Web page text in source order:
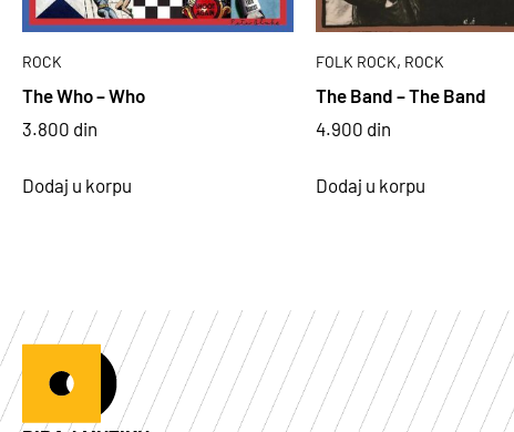
ROCK
The Who – Who
3.800 din
Dodaj u korpu
FOLK ROCK, ROCK
The Band – The Band
4.900 din
Dodaj u korpu